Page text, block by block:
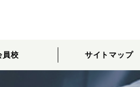
員校 サイトマップ